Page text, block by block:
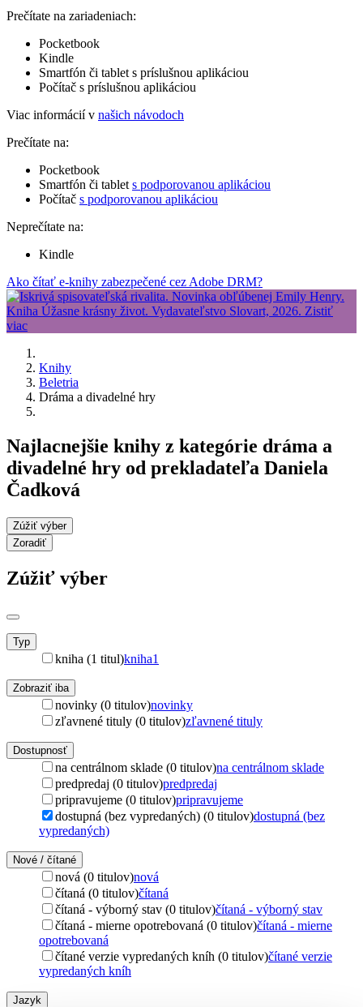
Prečítate na zariadeniach:
Pocketbook
Kindle
Smartfón či tablet s príslušnou aplikáciou
Počítač s príslušnou aplikáciou
Viac informácií v našich návodoch
Prečítate na:
Pocketbook
Smartfón či tablet s podporovanou aplikáciou
Počítač s podporovanou aplikáciou
Neprečítate na:
Kindle
Ako čítať e-knihy zabezpečené cez Adobe DRM?
Knihy
Beletria
Dráma a divadelné hry
Najlacnejšie knihy z kategórie dráma a
divadelné hry od prekladateľa Daniela
Čadková
Zúžiť výber
Zoradiť
Zúžiť výber
Typ
kniha (1 titul)kniha1
Zobraziť iba
novinky (0 titulov)novinky
zľavnené tituly (0 titulov)zľavnené tituly
Dostupnosť
na centrálnom sklade (0 titulov)na centrálnom sklade
predpredaj (0 titulov)predpredaj
pripravujeme (0 titulov)pripravujeme
dostupná (bez vypredaných) (0 titulov)dostupná (bez
vypredaných)
Nové / čítané
nová (0 titulov)nová
čítaná (0 titulov)čítaná
čítaná - výborný stav (0 titulov)čítaná - výborný stav
čítaná - mierne opotrebovaná (0 titulov)čítaná - mierne
opotrebovaná
čítané verzie vypredaných kníh (0 titulov)čítané verzie
vypredaných kníh
Jazyk